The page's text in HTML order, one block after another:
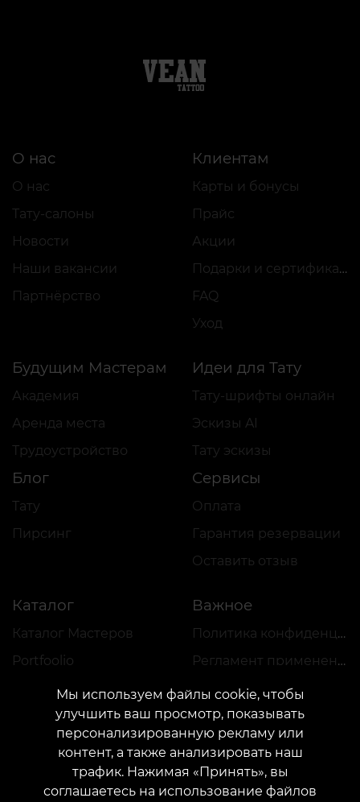
О нас
О нас
Тату-салоны
Новости
Наши вакансии
Партнёрство
Клиентам
Карты и бонусы
Прайс
Акции
Подарки и сертификаты
FAQ
Уход
Будущим Мастерам
Академия
Аренда места
Трудоустройство
Идеи для Тату
Тату-шрифты онлайн
Эскизы AI
Тату эскизы
Блог
Тату
Пирсинг
Сервисы
Оплата
Гарантия резервации
Оставить отзыв
Каталог
Каталог Мастеров
Portfoolio
Важное
Политика конфиденциальности
Регламент применения скидок и VEAN COINS
КОНТАКТЫ
Свяжитесь с нами:customers@vean-tattoo.ee
Мы используем файлы cookie, чтобы
улучшить ваш просмотр, показывать
персонализированную рекламу или
контент, а также анализировать наш
трафик. Нажимая «Принять», вы
соглашаетесь на использование файлов